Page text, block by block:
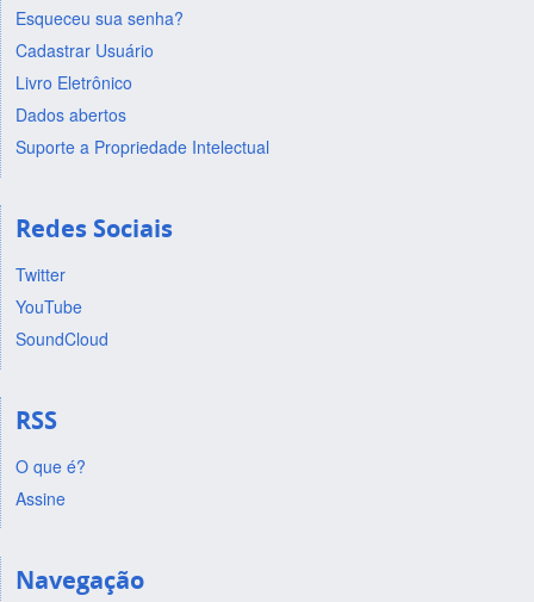
Esqueceu sua senha?
Cadastrar Usuário
Livro Eletrônico
Dados abertos
Suporte a Propriedade Intelectual
Redes Sociais
Twitter
YouTube
SoundCloud
RSS
O que é?
Assine
Navegação